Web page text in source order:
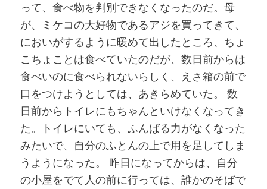
って、食べ物を判別できなくなったのだ。母
が、ミケコの大好物であるアジを買ってきて、
においがするように暖めて出したところ、ちょ
こちょことは食べていたのだが、数日前からは
食べいのに食べられないらしく、えさ箱の前で
口をつけようとしては、あきらめていた。 数
日前からトイレにもちゃんといけなくなってき
た。トイレにいても、ふんばる力がなくなった
みたいで、自分のふとんの上で用を足してしま
うようになった。 昨日になってからは、自分
の小屋をでて人の前に行っては、誰かのそばで